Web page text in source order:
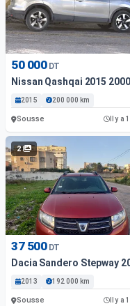
50 000 DT
Nissan Qashqai 2015
2015 200 000 km
Sousse Il y a
2
37 500 DT
Dacia Sandero Stepway
2013 192 000 km
Sousse Il y a